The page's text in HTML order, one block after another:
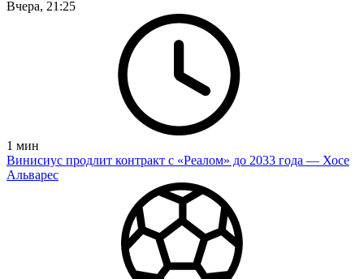
Вчера, 21:25
1 мин
Винисиус продлит контракт с «Реалом» до 2033 года — Хосе
Альварес